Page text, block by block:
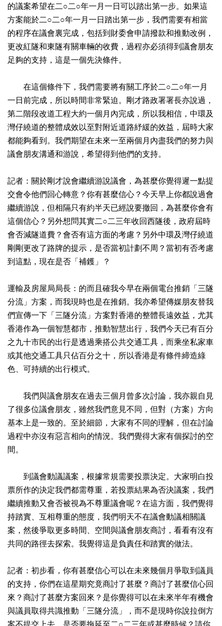
的議案希望在二○二○年一月一日可以踏出第一步。如果這
方案能於二○二○年一月一日踏出第一步，我們需要有相當
的程序在議會裏完成，包括到財委會申請撥款和推動改例，
更改紅隧和東隧有關車輛的收費，過程亦必須得到議會朋友
足夠的支持，這是一個先決條件。
在這個條件下，我們需要將有關工序於二○二○年一月
一日前完成，所以時間非常緊迫。剛才路政署署長亦說過，
第二階段改道工程大約一個月內完成，所以我相信，中環及
灣仔繞道的整體成效以至對附近道路紓緩的效益，屆時大家
都能夠看到。我們期望在未來一至兩個月內盡我們的努力與
議會朋友溝通和游說，希望得到他們的支持。
記者：關於剛才說會繼續游說議會，為甚麼你覺得遲一點提
交會令他們回心轉意？你有甚麼信心？今天早上你都說過會
繼續游說，但相隔只有約半天已經說要撤回，為甚麼你會有
這個信心？另外想問其實二○二三年收回西隧後，政府屆時
會否減隧道費？會否有這方面的考慮？另外中環及灣仔繞道
剛剛更改了路牌的提示，是否當初計劃不周？當初有否考慮
到這點，現在是否「補鑊」？
運輸及房屋局局長：的而且確我今早在兩個電台推銷「三隧
分流」方案，而我現時也是在推銷。我亦希望傳媒朋友替我
們宣傳一下「三隧分流」方案對香港的整體長遠效益，尤其
香港作為一個智慧都市，推動智慧出行，我們今天已有百分
之九十市民的出行是透過乘搭公共交通工具，而乘坐私家車
或其他交通工具只佔百分之十，所以香港是有條件締造綠
色、可持續的出行模式。
我們與議會朋友在過去三個月曾多次討論，我亦親自見
了很多位議會朋友，雖然我們意見不同，但對（方案）方向
基本上是一致的。至於細節，大家有不同的理解，但在討論
過程中亦沒有惡言相向的情況。我們覺得大家有個探討的空
間。
到議會動議議案，根據常規需要投票決定。大家明白投
票所作的決定我們都需尊重，若投票結果為否決議案，我們
繼續推動又會否被視為不尊重議會呢？在這方面，我們覺得
持踏實、互相尊重的態度，我們明天不在議會動議相關議
案，然後爭取更多時間、空間與議會朋友商討，看看有沒有
共同的路徑去探索。我覺得這是負責任和踏實的做法。
記者：初步看，你有甚麼信心可以在未來幾個月爭取到議員
的支持，你們在這星期究竟商討了甚麼？商討了甚麼信心回
來？商討了甚麼方案回來？是你覺得可以在未來半年有機會
與議員取得共識推動「三隧分流」，而不是現時你說拉倒方